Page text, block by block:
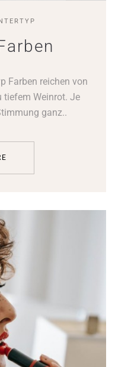
Farben reichen von
tiefem Weinrot. Je
ganz..